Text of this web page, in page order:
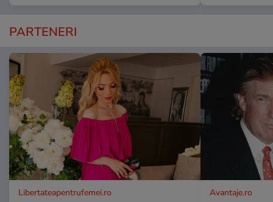
PARTENERI
Libertateapentrufemei.ro Avantaje.ro